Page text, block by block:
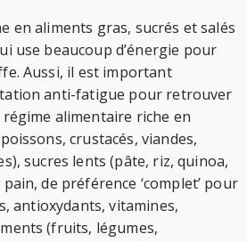
en aliments gras, sucrés et salés
use beaucoup d’énergie pour
Aussi, il est important
anti-fatigue pour retrouver
alimentaire riche en
crustacés, viandes,
sucres lents (pâte, riz, quinoa,
de préférence ‘complet’ pour
antioxydants, vitamines,
(fruits, légumes,